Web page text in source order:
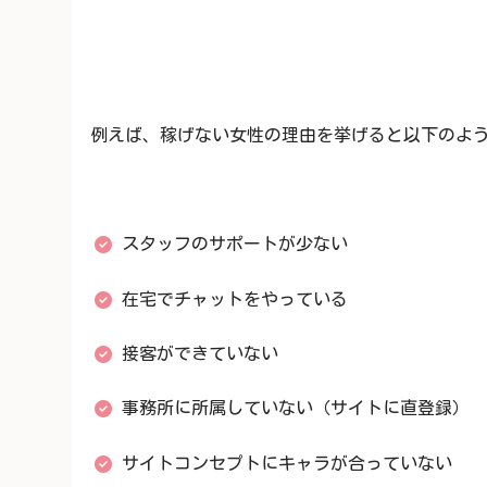
例えば、稼げない女性の理由を挙げると以下のよ
スタッフのサポートが少ない
在宅でチャットをやっている
接客ができていない
事務所に所属していない（サイトに直登録）
サイトコンセプトにキャラが合っていない